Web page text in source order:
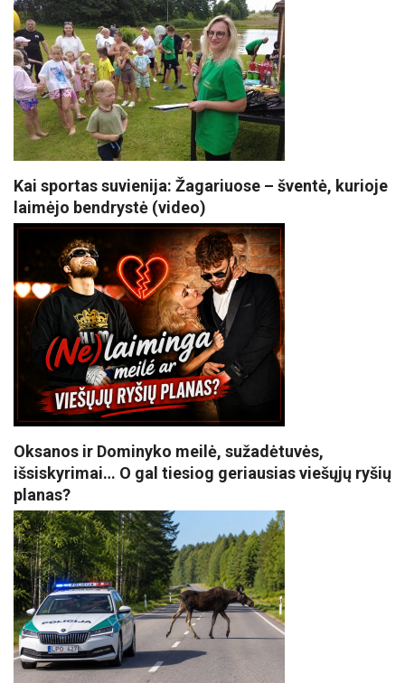
Kai sportas suvienija: Žagariuose – šventė, kurioje
laimėjo bendrystė (video)
Oksanos ir Dominyko meilė, sužadėtuvės,
išsiskyrimai… O gal tiesiog geriausias viešųjų ryšių
planas?